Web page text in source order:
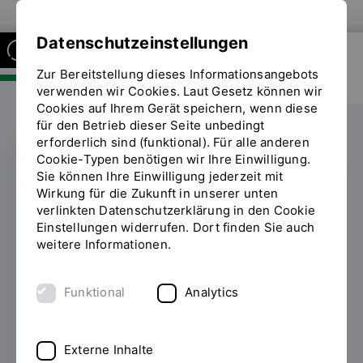
FAKULTÄT SOZIAL- UND
GESUNDHEITSWISSENSCHAFTEN
SOZIALE ARBEIT
Mit Humor durch den
Ernst des Berufsalltags
08.04.2026Humor als Schlüssel zur
Carl Heese lernen Studierende der Sozialen
Arbeit an der OTH Regensburg auf
Datenschutzeinstellungen
Zur Bereitstellung dieses Informationsangebots
verwenden wir Cookies. Laut Gesetz können wir
Cookies auf Ihrem Gerät speichern, wenn diese
für den Betrieb dieser Seite unbedingt
erforderlich sind (funktional). Für alle anderen
Cookie-Typen benötigen wir Ihre Einwilligung.
Sie können Ihre Einwilligung jederzeit mit
Wirkung für die Zukunft in unserer unten
verlinkten Datenschutzerklärung in den Cookie
Einstellungen widerrufen. Dort finden Sie auch
weitere Informationen.
Funktional Analytics
Externe Inhalte